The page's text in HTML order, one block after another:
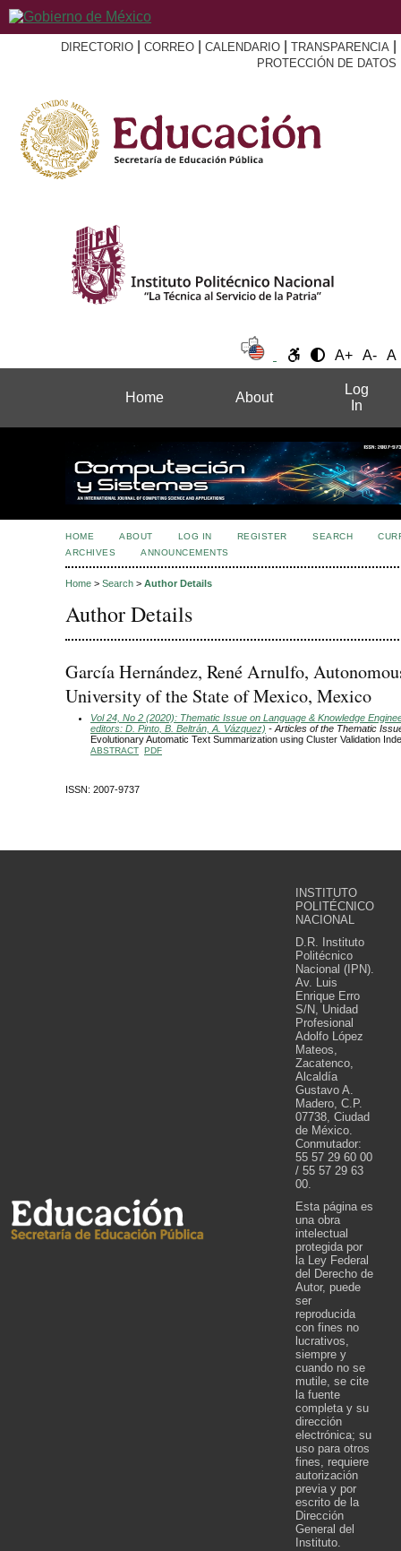
DIRECTORIO CORREO CALENDARIO TRANSPARENCIA
PROTECCIÓN DE DATOS
A+ A- A
Home About
Log
In
HOME ABOUT LOG IN REGISTER SEARCH
ARCHIVES
ANNOUNCEMENTS
Home > Search > Author Details
Author Details
García Hernández, René Arnulfo,
University of the State of Mexico, Mexico
Vol 24, No 2 (2020): Thematic Issue on Language & Knowledge
editors: D. Pinto, B. Beltrán, A. Vázquez) - Articles of the Thematic
Evolutionary Automatic Text Summarization using Cluster Validation
ABSTRACT PDF
ISSN: 2007-9737
INSTITUTO
POLITÉCNICO
NACIONAL
D.R. Instituto
Politécnico
Nacional (IPN).
Av. Luis
Enrique Erro
S/N, Unidad
Profesional
Adolfo López
Mateos,
Zacatenco,
Alcaldía
Gustavo A.
Madero, C.P.
07738, Ciudad
de México.
Conmutador:
55 57 29 60 00
/ 55 57 29 63
00.
Esta página es
una obra
intelectual
protegida por
la Ley Federal
del Derecho de
Autor, puede
ser
reproducida
con fines no
lucrativos,
siempre y
cuando no se
mutile, se cite
la fuente
completa y su
dirección
electrónica; su
uso para otros
fines, requiere
autorización
previa y por
escrito de la
Dirección
General del
Instituto.